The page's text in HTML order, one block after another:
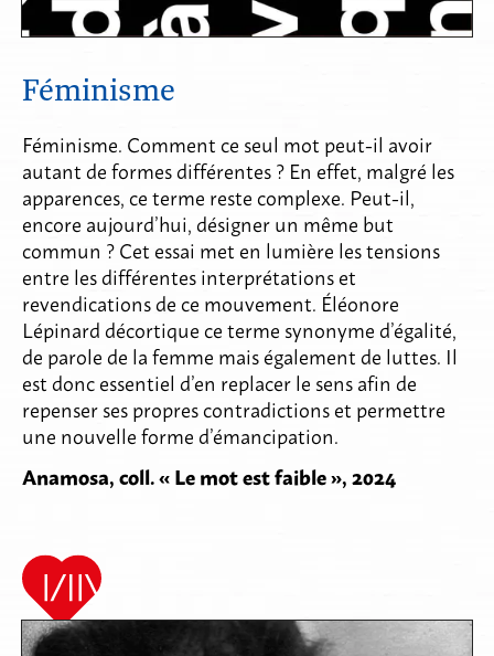
Féminisme
Féminisme. Comment ce seul mot peut-il avoir
autant de formes différentes ? En effet, malgré les
apparences, ce terme reste complexe. Peut-il,
encore aujourd’hui, désigner un même but
commun ? Cet essai met en lumière les tensions
entre les différentes interprétations et
revendications de ce mouvement. Éléonore
Lépinard décortique ce terme synonyme d’égalité,
de parole de la femme mais également de luttes. Il
est donc essentiel d’en replacer le sens afin de
repenser ses propres contradictions et permettre
une nouvelle forme d’émancipation.
Anamosa, coll. « Le mot est faible », 2024